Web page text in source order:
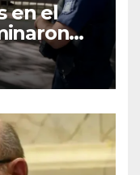
en el